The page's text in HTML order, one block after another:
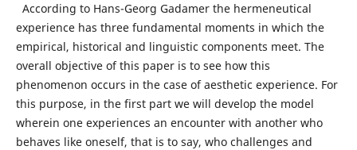
According to Hans-Georg Gadamer the hermeneutical
experience has three fundamental moments in which the
empirical, historical and linguistic components meet. The
overall objective of this paper is to see how this
phenomenon occurs in the case of aesthetic experience. For
this purpose, in the first part we will develop the model
wherein one experiences an encounter with another who
behaves like oneself, that is to say, who challenges and